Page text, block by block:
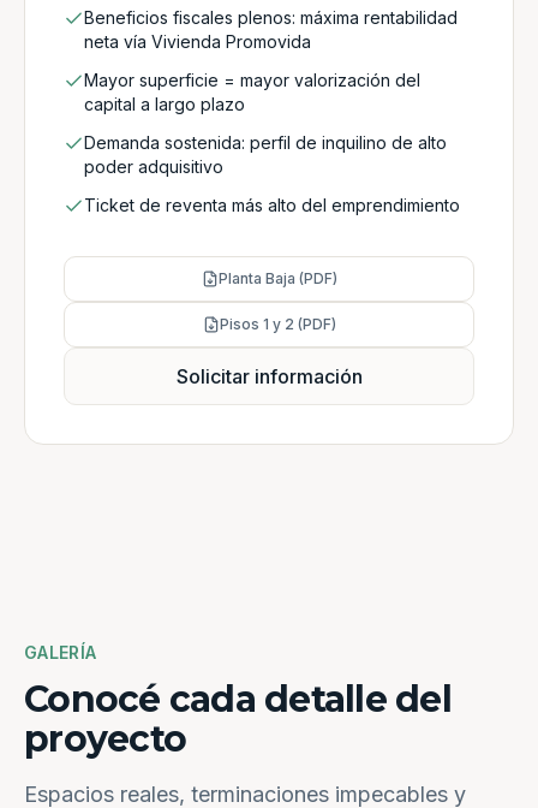
Beneficios fiscales plenos: máxima rentabilidad
neta vía Vivienda Promovida
Mayor superficie = mayor valorización del
capital a largo plazo
Demanda sostenida: perfil de inquilino de alto
poder adquisitivo
Ticket de reventa más alto del emprendimiento
Planta Baja (PDF)
Pisos 1 y 2 (PDF)
Solicitar información
GALERÍA
Conocé cada detalle del
proyecto
Espacios reales, terminaciones impecables y